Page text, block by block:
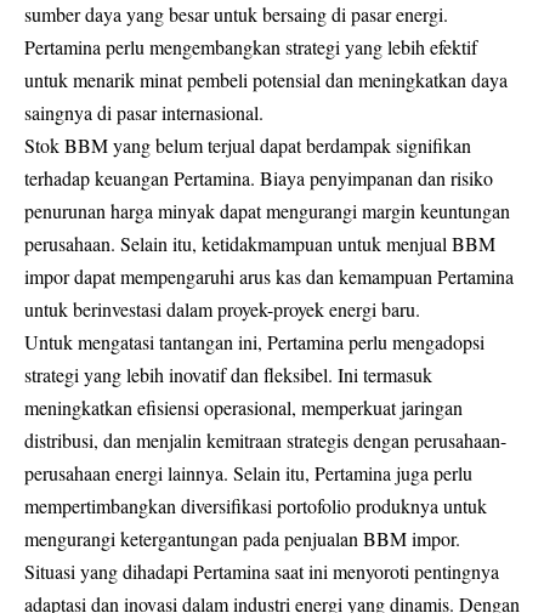
sumber daya yang besar untuk bersaing di pasar energi.
Pertamina perlu mengembangkan strategi yang lebih efektif
untuk menarik minat pembeli potensial dan meningkatkan daya
saingnya di pasar internasional.
Stok BBM yang belum terjual dapat berdampak signifikan
terhadap keuangan Pertamina. Biaya penyimpanan dan risiko
penurunan harga minyak dapat mengurangi margin keuntungan
perusahaan. Selain itu, ketidakmampuan untuk menjual BBM
impor dapat mempengaruhi arus kas dan kemampuan Pertamina
untuk berinvestasi dalam proyek-proyek energi baru.
Untuk mengatasi tantangan ini, Pertamina perlu mengadopsi
strategi yang lebih inovatif dan fleksibel. Ini termasuk
meningkatkan efisiensi operasional, memperkuat jaringan
distribusi, dan menjalin kemitraan strategis dengan perusahaan-
perusahaan energi lainnya. Selain itu, Pertamina juga perlu
mempertimbangkan diversifikasi portofolio produknya untuk
mengurangi ketergantungan pada penjualan BBM impor.
Situasi yang dihadapi Pertamina saat ini menyoroti pentingnya
adaptasi dan inovasi dalam industri energi yang dinamis. Dengan